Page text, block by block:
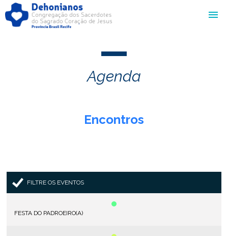
Agenda
Encontros
FILTRE OS EVENTOS
FESTA DO PADROEIRO(A)